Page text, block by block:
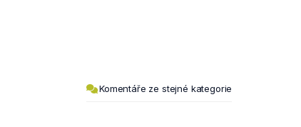
Komentáře ze stejné kategorie